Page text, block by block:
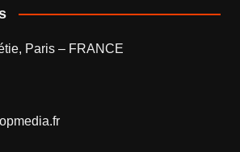
Paris – FRANCE